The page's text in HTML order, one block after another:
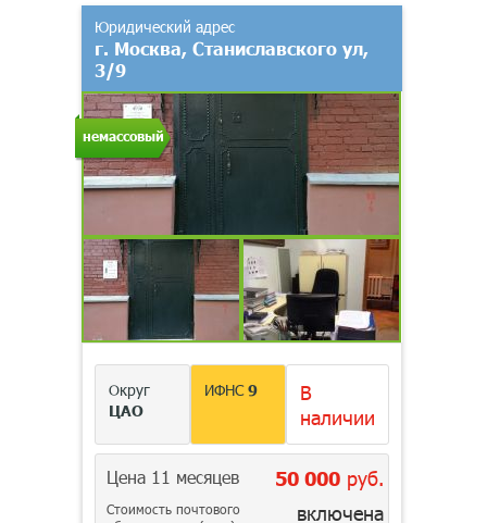
немассовый
Юридический адрес
г. Москва, Станиславского ул,
3/9
Округ
ЦАО
ИФНС9
В
наличии
Цена 11 месяцев 50 000руб.
Стоимость почтового
включена